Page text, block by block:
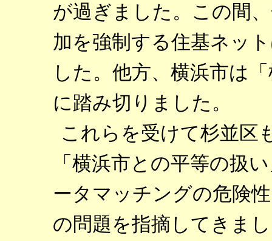
が過ぎました。この間
加を強制する住基ネッ
した。他方、横浜市は
に踏み切りました。
これらを受けて杉並区
「横浜市との平等の扱
ータマッチングの危険
の問題を指摘してきま